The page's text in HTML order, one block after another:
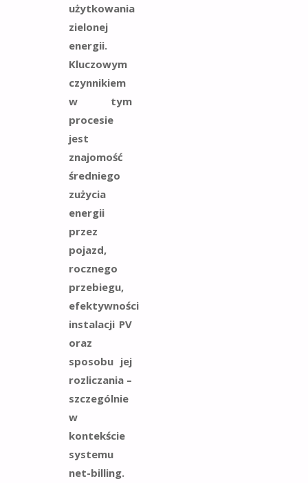
użytkowania
zielonej
energii.
Kluczowym
czynnikiem
w tym
procesie
jest
znajomość
średniego
zużycia
energii
przez
pojazd,
rocznego
przebiegu,
efektywności
instalacji PV
oraz
sposobu jej
rozliczania –
szczególnie
w
kontekście
systemu
net-billing.